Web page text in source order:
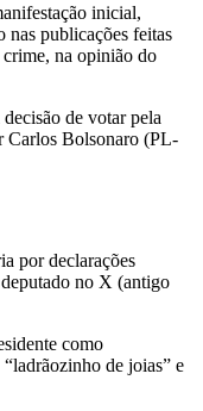
inicial,
nas publicações feitas
crime, na opinião do
de votar pela
Carlos Bolsonaro (PL-
por declarações
no X (antigo
como
de joias” e